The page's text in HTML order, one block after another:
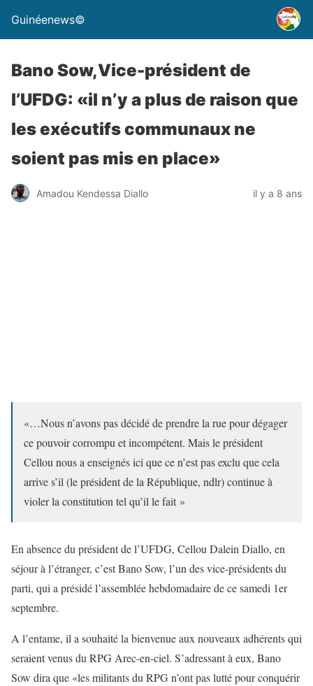
Guinéenews©
Bano Sow,Vice-président de
l’UFDG: «il n’y a plus de raison que
les exécutifs communaux ne
soient pas mis en place»
Amadou Kendessa Diallo il y a 8 ans
«…Nous n’avons pas décidé de prendre la rue pour dégager
ce pouvoir corrompu et incompétent. Mais le président
Cellou nous a enseignés ici que ce n’est pas exclu que cela
arrive s’il (le président de la République, ndlr) continue à
violer la constitution tel qu’il le fait »
En absence du président de l’UFDG, Cellou Dalein Diallo, en
séjour à l’étranger, c’est Bano Sow, l’un des vice-présidents du
parti, qui a présidé l’assemblée hebdomadaire de ce samedi 1er
septembre.
A l’entame, il a souhaité la bienvenue aux nouveaux adhérents qui
seraient venus du RPG Arec-en-ciel. S’adressant à eux, Bano
Sow dira que «les militants du RPG n’ont pas lutté pour conquérir